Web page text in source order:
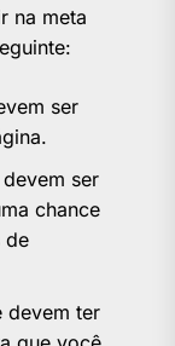
na meta
ser
ser
chance
de
devem ter